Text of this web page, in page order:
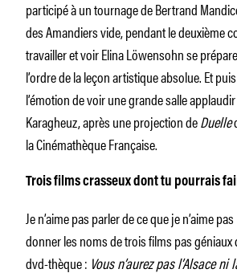
participé à un tournage de Bertrand
des Amandiers vide, pendant le deuxième
travailler et voir Elina Löwensohn se
l’ordre de la leçon artistique absolue. Et
l’émotion de voir une grande salle
Karagheuz, après une projection deDuelle
la Cinémathèque Française.
Trois films crasseux dont tu pourrais
Je n’aime pas parler de ce que je n’aime
donner les noms de trois films pas géniaux
dvd-thèque : Vous n’aurez pas l’Alsace